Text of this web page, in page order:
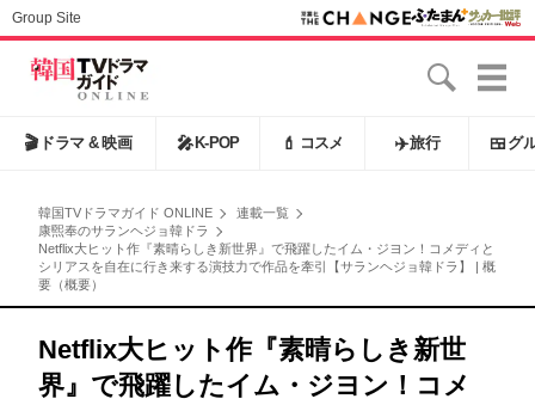
Group Site
🎬 ドラマ & 映画 🎤 K-POP 💄 コスメ ✈️旅行 🍱 グ
韓国TVドラマガイド ONLINE
連載一覧
康煕奉のサランヘジョ韓ドラ
Netflix大ヒット作『素晴らしき新世界』で飛躍したイム・ジヨン！コメディと
シリアスを自在に行き来する演技力で作品を牽引【サランヘジョ韓ドラ】 | 概
要（概要）
Netflix大ヒット作『素晴らしき新世
界』で飛躍したイム・ジヨン！コメ